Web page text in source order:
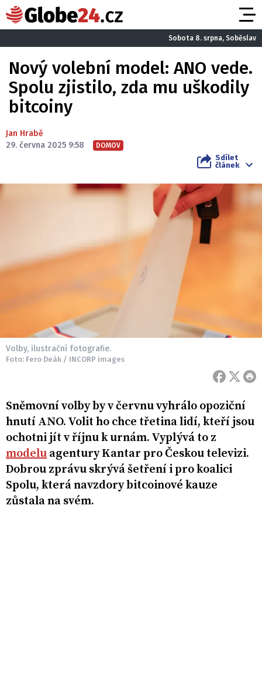
Sobota 8. srpna, Soběslav
Nový volební model: ANO vede.
Spolu zjistilo, zda mu uškodily
bitcoiny
Jan Hrabě
29. června 2025 9:58
DOMOV
Sdílet
článek
Volby, ilustrační fotografie.
Foto: Fero Deák / INCORP images
Sněmovní volby by v červnu vyhrálo opoziční
hnutí ANO. Volit ho chce třetina lidí, kteří jsou
ochotni jít v říjnu k urnám. Vyplývá to z
modelu agentury Kantar pro Českou televizi.
Dobrou zprávu skrývá šetření i pro koalici
Spolu, která navzdory bitcoinové kauze
zůstala na svém.